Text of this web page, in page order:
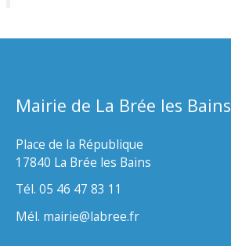
Mairie de La Brée les Bains
Place de la République
17840 La Brée les Bains
Tél. 05 46 47 83 11
Mél. mairie@labree.fr